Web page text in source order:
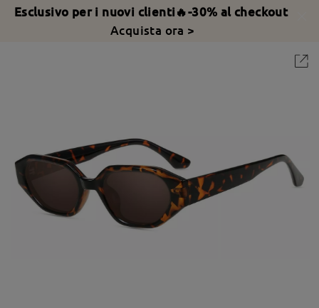
Esclusivo per i nuovi clienti🔥-30% al checkout
Acquista ora >